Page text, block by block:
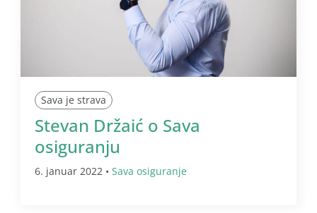
Sava je strava
Stevan Držaić o Sava
osiguranju
6. januar 2022 • Sava osiguranje